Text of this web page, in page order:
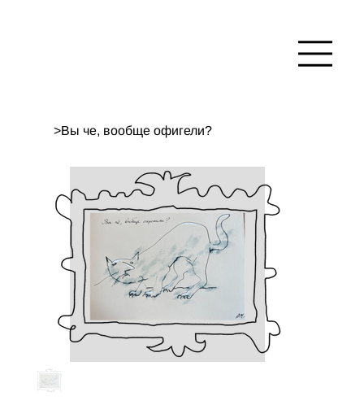
>Вы че, вообще офигели?